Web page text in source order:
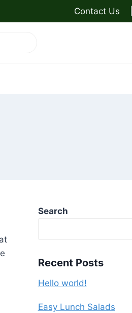
Contact Us
Search
Recent Posts
Hello world!
Easy Lunch Salads